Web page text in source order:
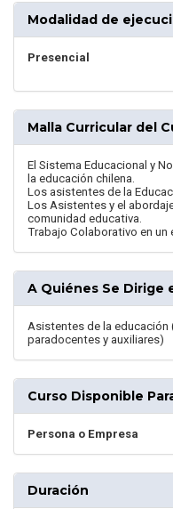
Modalidad de
Presencial
Malla Curricular del
El Sistema Educacional y
la educación chilena.
Los asistentes de la
Los Asistentes y el
comunidad educativa.
Trabajo Colaborativo en un
A Quiénes Se Dirige
Asistentes de la
paradocentes y auxiliares)
Curso Disponible
Persona o Empresa
Duración